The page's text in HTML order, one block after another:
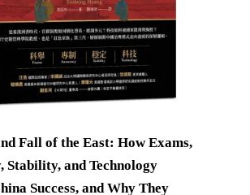
Fall of the East: How Exams,
Stability, and Technology
Success, and Why They